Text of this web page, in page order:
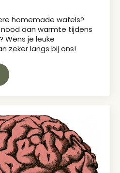
homemade wafels?
aan warmte tijdens
Wens je leuke
zeker langs bij ons!